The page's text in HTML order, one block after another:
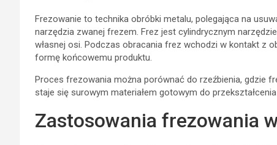
Frezowanie to technika obróbki metalu, polegająca na
narzędzia zwanej frezem. Frez jest cylindrycznym
własnej osi. Podczas obracania frez wchodzi w kontakt z
formę końcowemu produktu.
Proces frezowania można porównać do rzeźbienia, gdzie
staje się surowym materiałem gotowym do
Zastosowania frezowania